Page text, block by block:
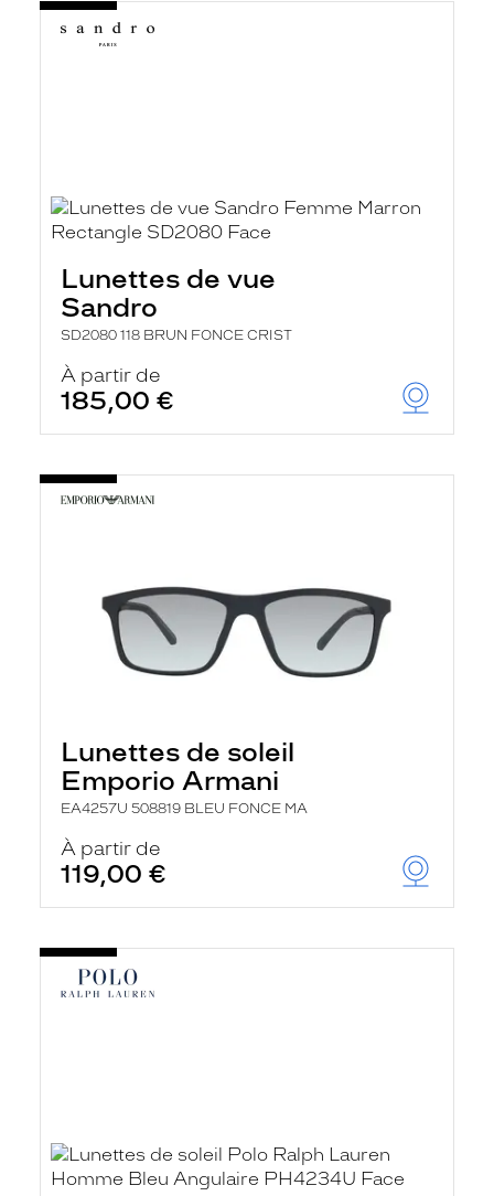
Lunettes de vue
Sandro
SD2080 118 BRUN FONCE CRIST
À partir de
185,00 €
Lunettes de soleil
Emporio Armani
EA4257U 508819 BLEU FONCE MA
À partir de
119,00 €